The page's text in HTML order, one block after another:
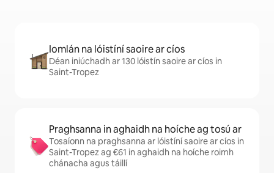
Iomlán na lóistíní saoire ar cíos
Déan iniúchadh ar 130 lóistín saoire ar cíos in
Saint-Tropez
Praghsanna in aghaidh na hoíche ag tosú ar
Tosaíonn na praghsanna ar lóistíní saoire ar cíos in
Saint-Tropez ag €61 in aghaidh na hoíche roimh
chánacha agus táillí